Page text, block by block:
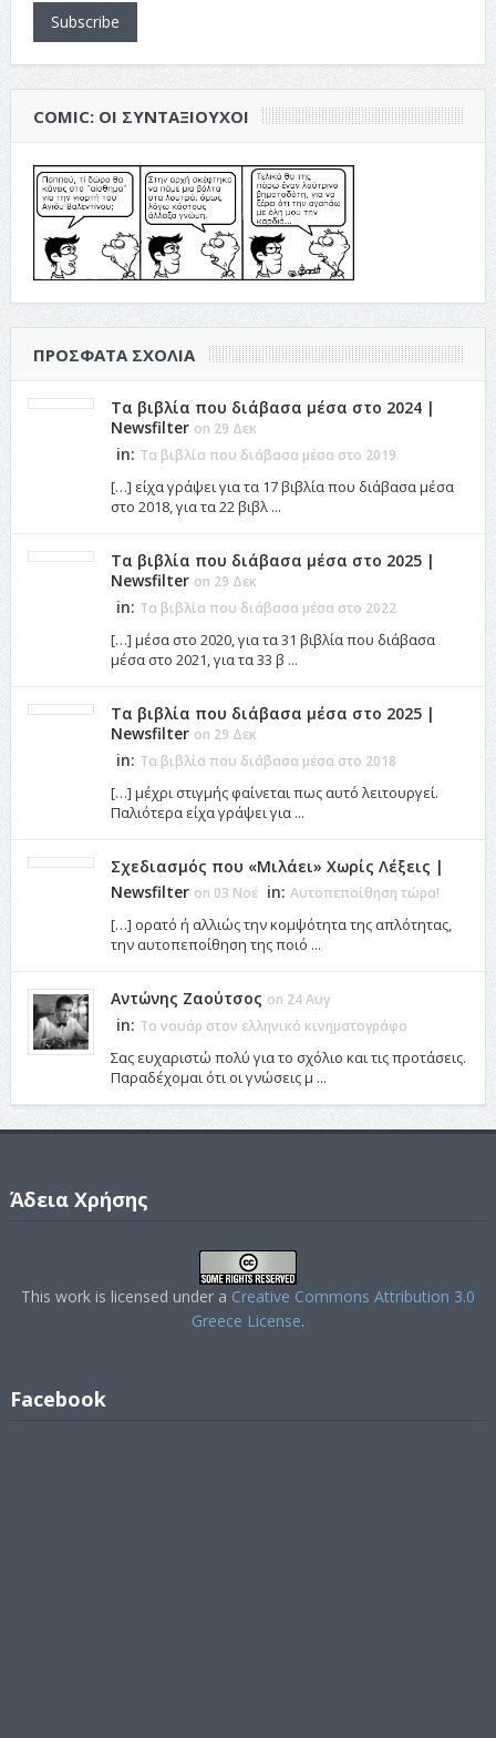
Subscribe
COMIC: ΟΙ ΣΥΝΤΑΞΙΟΎΧΟΙ
ΠΡΌΣΦΑΤΑ ΣΧΌΛΙΑ
Τα βιβλία που διάβασα μέσα στο 2024 |
Newsfilter on 29 Δεκ
in: Τα βιβλία που διάβασα μέσα στο 2019
[…] είχα γράψει για τα 17 βιβλία που διάβασα μέσα
στο 2018, για τα 22 βιβλ ...
Τα βιβλία που διάβασα μέσα στο 2025 |
Newsfilter on 29 Δεκ
in: Τα βιβλία που διάβασα μέσα στο 2022
[…] μέσα στο 2020, για τα 31 βιβλία που διάβασα
μέσα στο 2021, για τα 33 β ...
Τα βιβλία που διάβασα μέσα στο 2025 |
Newsfilter on 29 Δεκ
in: Τα βιβλία που διάβασα μέσα στο 2018
[…] μέχρι στιγμής φαίνεται πως αυτό λειτουργεί.
Παλιότερα είχα γράψει για ...
Σχεδιασμός που «Μιλάει» Χωρίς Λέξεις |
Newsfilter on 03 Νοέ in: Αυτοπεποίθηση τώρα!
[…] ορατό ή αλλιώς την κομψότητα της απλότητας,
την αυτοπεποίθηση της ποιό ...
Αντώνης Ζαούτσος on 24 Αυγ
in: Το νουάρ στον ελληνικό κινηματογράφο
Σας ευχαριστώ πολύ για το σχόλιο και τις προτάσεις.
Παραδέχομαι ότι οι γνώσεις μ ...
Άδεια Χρήσης
This work is licensed under a Creative Commons Attribution 3.0
Greece License.
Facebook